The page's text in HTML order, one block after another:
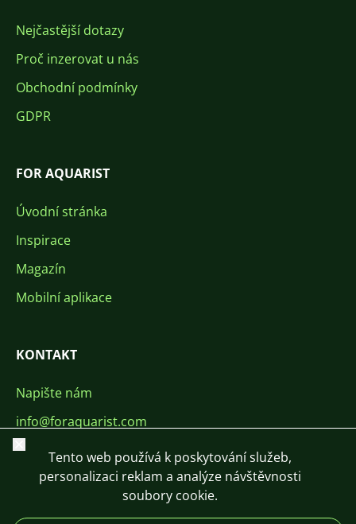
Nejčastější dotazy
Proč inzerovat u nás
Obchodní podmínky
GDPR
FOR AQUARIST
Úvodní stránka
Inspirace
Magazín
Mobilní aplikace
KONTAKT
Napište nám
info@foraquarist.com
+420 603 449 602
Zavřít
Tento web používá k poskytování služeb,
personalizaci reklam a analýze návštěvnosti
soubory cookie.